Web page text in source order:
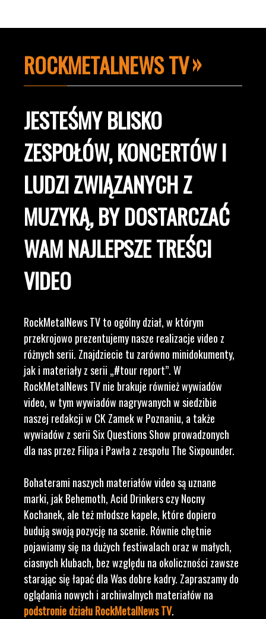
ROCKMETALNEWS TV
JESTEŚMY BLISKO
ZESPOŁÓW, KONCERTÓW I
LUDZI ZWIĄZANYCH Z
MUZYKĄ, BY DOSTARCZAĆ
WAM NAJLEPSZE TREŚCI
VIDEO
RockMetalNews TV to ogólny dział, w którym
przekrojowo prezentujemy nasze realizacje video z
różnych serii. Znajdziecie tu zarówno minidokumenty,
jak i materiały z serii „#tour report”. W
RockMetalNews TV nie brakuje również wywiadów
video, w tym wywiadów nagrywanych w siedzibie
naszej redakcji w CK Zamek w Poznaniu, a także
wywiadów z serii Six Questions Show prowadzonych
dla nas przez Filipa i Pawła z zespołu The Sixpounder.
Bohaterami naszych materiałów video są uznane
marki, jak Behemoth, Acid Drinkers czy Nocny
Kochanek, ale też młodsze kapele, które dopiero
budują swoją pozycję na scenie. Równie chętnie
pojawiamy się na dużych festiwalach oraz w małych,
ciasnych klubach, bez względu na okoliczności zawsze
starając się łapać dla Was dobre kadry. Zapraszamy do
oglądania nowych i archiwalnych materiałów na
podstronie działu RockMetalNews TV.